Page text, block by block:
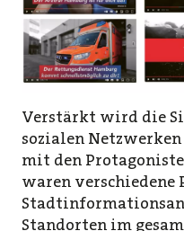
Verstärkt wird die
sozialen
mit den
waren
Standorten im